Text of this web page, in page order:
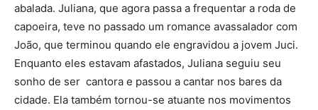
abalada. Juliana, que agora passa a frequentar a roda de
capoeira, teve no passado um romance avassalador com
João, que terminou quando ele engravidou a jovem Juci.
Enquanto eles estavam afastados, Juliana seguiu seu
sonho de ser cantora e passou a cantar nos bares da
cidade. Ela também tornou-se atuante nos movimentos